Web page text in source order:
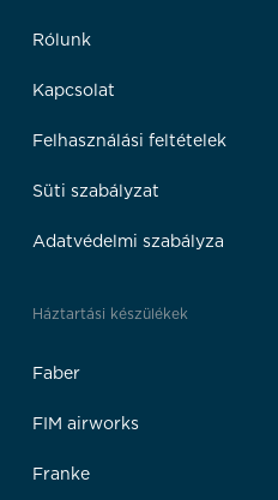
Rólunk
Kapcsolat
Felhasználási feltételek
Süti szabályzat
Adatvédelmi szabályza
Háztartási készülékek
Faber
FIM airworks
Franke